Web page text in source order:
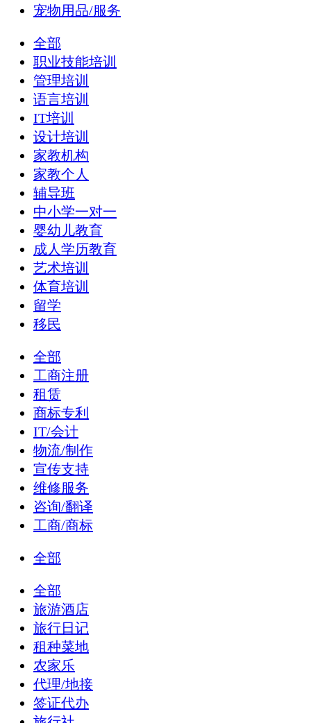
宠物用品/服务
全部
职业技能培训
管理培训
语言培训
IT培训
设计培训
家教机构
家教个人
辅导班
中小学一对一
婴幼儿教育
成人学历教育
艺术培训
体育培训
留学
移民
全部
工商注册
租赁
商标专利
IT/会计
物流/制作
宣传支持
维修服务
咨询/翻译
工商/商标
全部
全部
旅游酒店
旅行日记
租种菜地
农家乐
代理/地接
签证代办